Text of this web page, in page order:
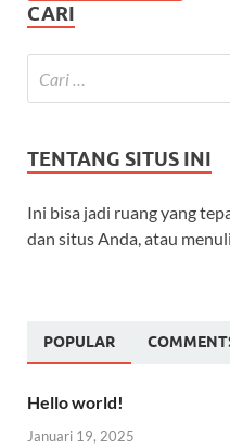
CARI
TENTANG SITUS INI
Ini bisa jadi ruang yang
dan situs Anda, atau
POPULAR
Hello world!
Januari 19, 2025